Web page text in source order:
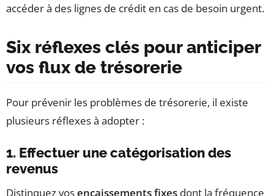
accéder à des lignes de crédit en cas de besoin urgent.
Six réflexes clés pour anticiper
vos flux de trésorerie
Pour prévenir les problèmes de trésorerie, il existe
plusieurs réflexes à adopter :
1. Effectuer une catégorisation des
revenus
Distinquez vosencaissements fixes dont la fréquence